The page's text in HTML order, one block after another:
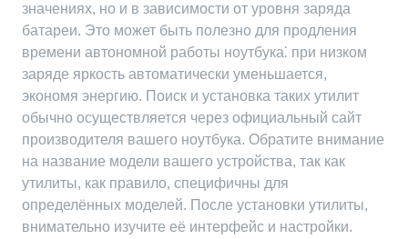
значениях, но и в зависимости от уровня заряда
батареи. Это может быть полезно для продления
времени автономной работы ноутбука⁚ при низком
заряде яркость автоматически уменьшается,
экономя энергию. Поиск и установка таких утилит
обычно осуществляется через официальный сайт
производителя вашего ноутбука. Обратите внимание
на название модели вашего устройства, так как
утилиты, как правило, специфичны для
определённых моделей. После установки утилиты,
внимательно изучите её интерфейс и настройки.